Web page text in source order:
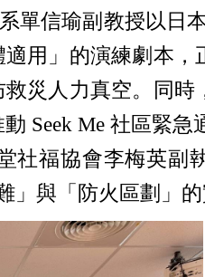
單信瑜副教授以日
用」的演練劇本
災人力真空。同
Seek Me 社區緊急
社福協會李梅英副
」與「防火區劃」的